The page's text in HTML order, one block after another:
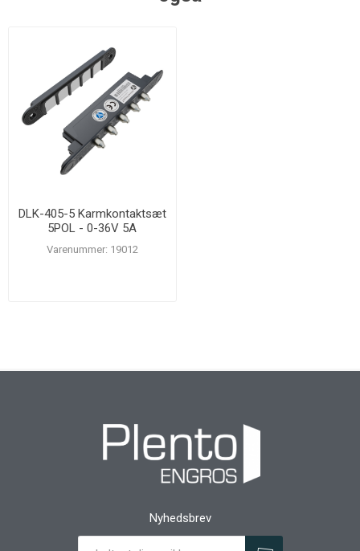
DLK-405-5 Karmkontaktsæt
5POL - 0-36V 5A
Varenummer: 19012
Nyhedsbrev